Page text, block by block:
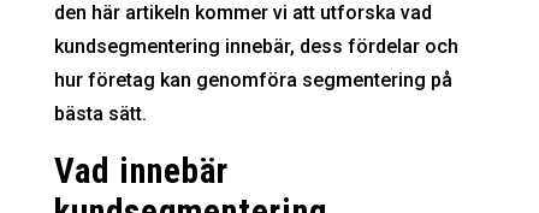
den här artikeln kommer vi att utforska vad
kundsegmentering innebär, dess fördelar och
hur företag kan genomföra segmentering på
bästa sätt.
Vad innebär